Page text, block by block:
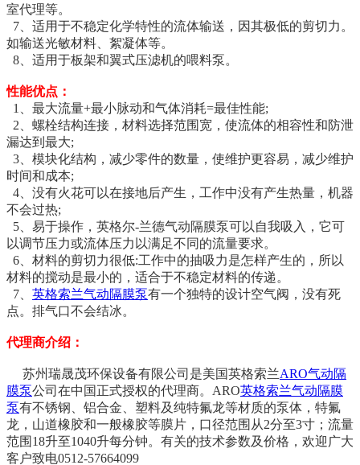
室代理等。
7、适用于不稳定化学特性的流体输送，因其极低的剪切力。
如输送光敏材料、絮凝体等。
8、适用于板架和翼式压滤机的喂料泵。
性能优点：
1、最大流量+最小脉动和气体消耗=最佳性能;
2、螺栓结构连接，材料选择范围宽，使流体的相容性和防泄
漏达到最大;
3、模块化结构，减少零件的数量，使维护更容易，减少维护
时间和成本;
4、没有火花可以在接地后产生，工作中没有产生热量，机器
不会过热;
5、易于操作，英格尔-兰德气动隔膜泵可以自我吸入，它可
以调节压力或流体压力以满足不同的流量要求。
6、材料的剪切力很低:工作中的抽吸力是怎样产生的，所以
材料的搅动是最小的，适合于不稳定材料的传递。
7、 英格索兰气动隔膜泵有一个独特的设计空气阀，没有死
点。排气口不会结冰。
代理商介绍：
苏州瑞晟茂环保设备有限公司是美国英格索兰ARO气动隔
膜泵公司在中国正式授权的代理商。ARO英格索兰气动隔膜
泵有不锈钢、铝合金、塑料及纯特氟龙等材质的泵体，特氟
龙，山道橡胶和一般橡胶等膜片，口径范围从2分至3寸；流量
范围18升至1040升每分钟。有关的技术参数及价格，欢迎广大
客户致电0512-57664099